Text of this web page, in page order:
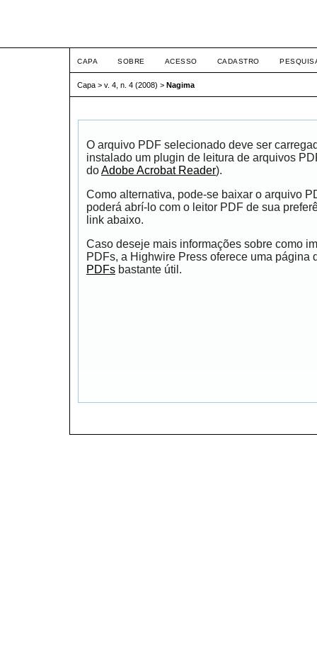
CAPA SOBRE ACESSO CADASTRO
Capa > v. 4, n. 4 (2008) > Nagima
O arquivo PDF selecionado deve ser
instalado um plugin de leitura de arquivos
doAdobe Acrobat Reader).
Como alternativa, pode-se baixar o arquivo
poderá abrí-lo com o leitor PDF de sua
link abaixo.
Caso deseje mais informações sobre como
PDFs, a Highwire Press oferece uma página
PDFs bastante útil.